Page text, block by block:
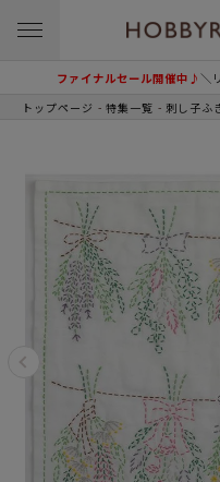
ファイナルセール開催中♪＼
トップページ 特集一覧 刺し子ふ